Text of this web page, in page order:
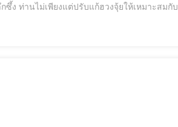
ง ท่านไม่เพียงแต่ปรับแก้ฮวงจุ้ยให้เหมาะสมกับ